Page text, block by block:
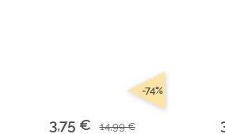
3,75 € 14,99 €
-74%